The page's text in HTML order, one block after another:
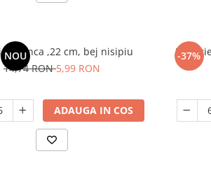
NOU
adanca ,22 cm, bej nisipiu
14,74 RON5,99 RON
ADAUGA IN COS
-37%